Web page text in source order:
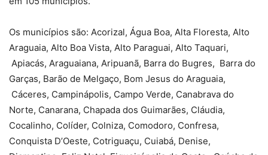
Os municípios são: Acorizal, Água Boa, Alta Floresta, Alto
Araguaia, Alto Boa Vista, Alto Paraguai, Alto Taquari,
Apiacás, Araguaiana, Aripuanã, Barra do Bugres, Barra do
Garças, Barão de Melgaço, Bom Jesus do Araguaia,
Cáceres, Campinápolis, Campo Verde, Canabrava do
Norte, Canarana, Chapada dos Guimarães, Cláudia,
Cocalinho, Colíder, Colniza, Comodoro, Confresa,
Conquista D’Oeste, Cotriguaçu, Cuiabá, Denise,